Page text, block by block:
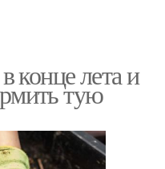
конце лета и
тую